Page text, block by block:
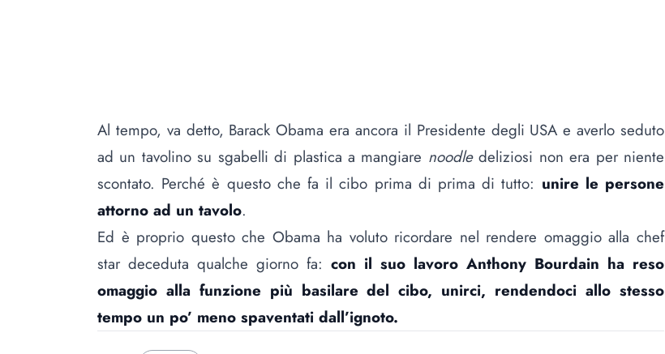
Al tempo, va detto, Barack Obama era ancora il Presidente degli USA e averlo seduto
ad un tavolino su sgabelli di plastica a mangiare noodledeliziosi non era per niente
scontato. Perché è questo che fa il cibo prima di prima di tutto: unire le persone
attorno ad un tavolo.
Ed è proprio questo che Obama ha voluto ricordare nel rendere omaggio alla chef
star deceduta qualche giorno fa: con il suo lavoro Anthony Bourdain ha reso
omaggio alla funzione più basilare del cibo, unirci, rendendoci allo stesso
tempo un po’ meno spaventati dall’ignoto.